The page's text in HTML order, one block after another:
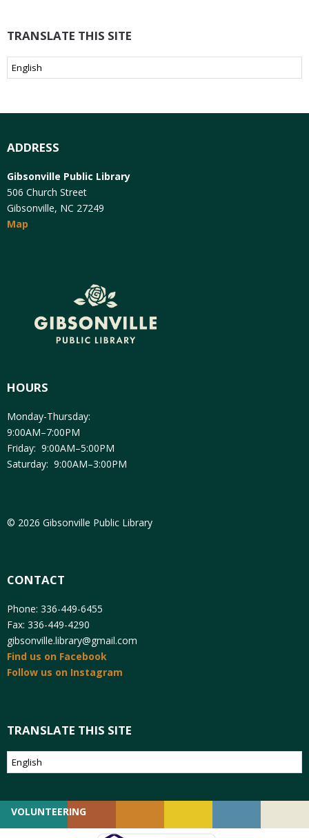
TRANSLATE THIS SITE
ADDRESS
Gibsonville Public Library
506 Church Street
Gibsonville, NC 27249
Map
HOURS
Monday-Thursday:
9:00AM–7:00PM
Friday: 9:00AM–5:00PM
Saturday: 9:00AM–3:00PM
© 2026 Gibsonville Public Library
CONTACT
Phone: 336-449-6455
Fax: 336-449-4290
gibsonville.library@gmail.com
Find us on Facebook
Follow us on Instagram
TRANSLATE THIS SITE
VOLUNTEERING